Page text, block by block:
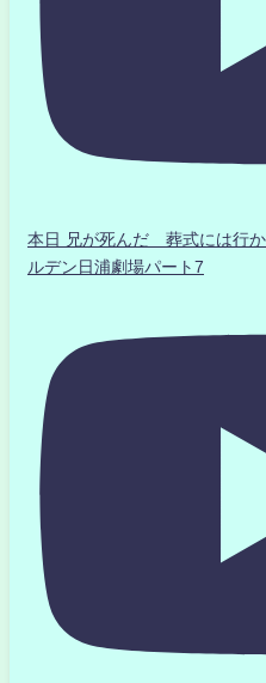
本日 兄が死んだ 葬式には行
ルデン日浦劇場パート7